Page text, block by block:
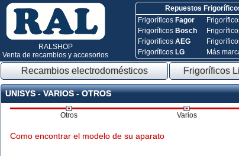
RALSHOP
Venta de recambios y accesorios
Repuestos
Frigoríficos Fagor
Frigoríficos Bosch
FrigoríficosAEG
Frigoríficos LG
Más
Recambios electrodomésticos Frigoríficos
UNISYS - VARIOS - OTROS
Otros Varios
Como encontrar el modelo de su aparato